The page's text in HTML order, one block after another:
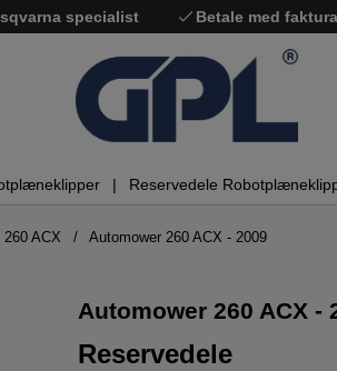
specialist Betale med
Reservedele
ACX Automower 260 ACX - 2009
Automower 260 ACX -
Reservedele